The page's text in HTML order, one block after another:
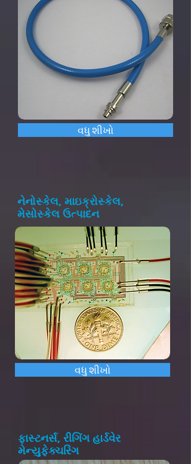
વધુ શીખો
નેનોસ્કેલ, માઇક્રોસ્કેલ,
મેસોસ્કેલ ઉત્પાદન
વધુ શીખો
ફાસ્ટનર્સ, રીગિંગ હાર્ડવેર
મેન્યુફેક્ચરિંગ